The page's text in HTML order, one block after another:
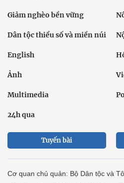
Giảm nghèo bền vững
Dân tộc thiểu số và miền núi
English
Ảnh
Multimedia
24h qua
Tuyến bài
Cơ quan chủ quản: Bộ Dân tộc và